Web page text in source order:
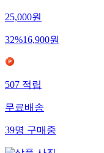
25,000원
32%16,900원
507적립
무료배송
39명구매중